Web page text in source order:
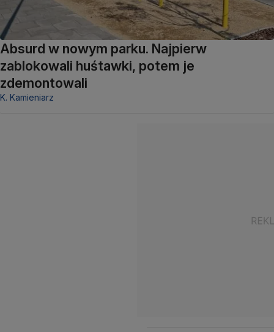
Absurd w nowym parku. Najpierw
zablokowali huśtawki, potem je
zdemontowali
K. Kamieniarz